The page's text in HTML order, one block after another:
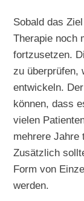
Sobald das
Therapie noch
fortzusetzen.
zu überprüfen,
entwickeln.
können, dass
vielen
mehrere Jahre
Zusätzlich
Form von
werden.